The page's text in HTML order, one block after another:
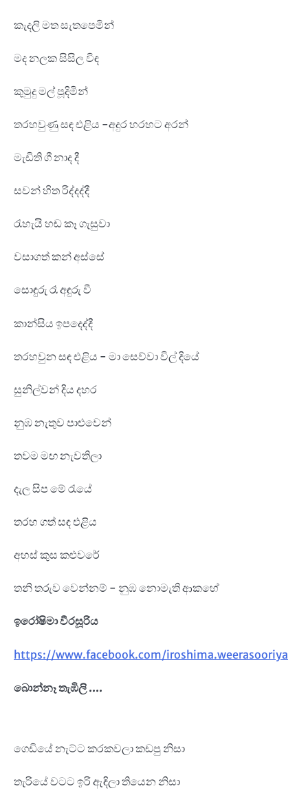
කැදලි මත සැතපෙමින්
මද නලක සිසිල විඳ
කුමුදු මල් පූදිමින්
තරහවුණු සඳ එළිය -අදුර හරහට අරන්
මැඩිති ගී නාද දී
සවන් හිත රිද්දද්දී
රැහැයි හඬ කෑ ගැසුවා
වසාගත් කන් අස්සේ
සොඳුරු රෑ අඳුරු වී
කාන්සිය ඉපදෙද්දී
තරහවුන සඳ එළිය - මා සෙව්වා විල් දියේ
සුනිල්වන් දිය දහර
නුඹ නැතුව පාළුවෙන්
තවම මඟ නැවතිලා
දැල සිප මේ රැයේ
තරහ ගත් සඳ එළිය
අහස් කුස කළුවරේ
තනි තරුව වෙන්නම් - නුඹ නොමැති ආකහේ
ඉරෝෂිමා වීරසූරිය
https://www.facebook.com/iroshima.weerasooriya
බොන්නෑ තැඹිලි ....
ගෙඩියේ නැට්ට කරකවලා කඩපු නිසා
තැරියේ වටට ඉරි ඇඳිලා තියෙන නිසා